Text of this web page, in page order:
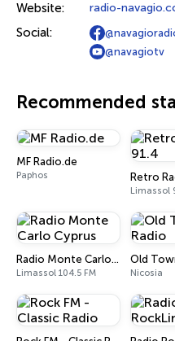
Website: radio-
Social:
@navagiotv
Recommended
MF Radio.de
Paphos Retro
Limassol
Radio Monte Carlo Cyprus
Limassol 104.5 FM
Old
Nicosia